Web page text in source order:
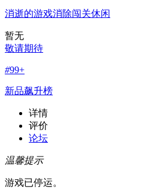
消逝的游戏消除闯关休闲
暂无
敬请期待
#99+
新品飙升榜
详情
评价
论坛
温馨提示
游戏已停运。